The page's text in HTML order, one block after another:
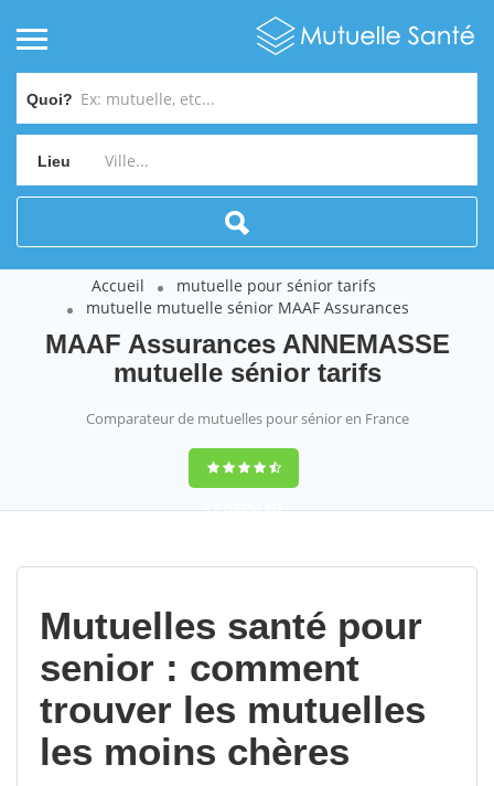
Quoi?
Lieu
Accueil
mutuelle pour sénior tarifs
mutuelle mutuelle sénior MAAF Assurances
MAAF Assurances ANNEMASSE
mutuelle sénior tarifs
Comparateur de mutuelles pour sénior en France
9,2(100%)452
Mutuelles santé pour
senior : comment
trouver les mutuelles
les moins chères